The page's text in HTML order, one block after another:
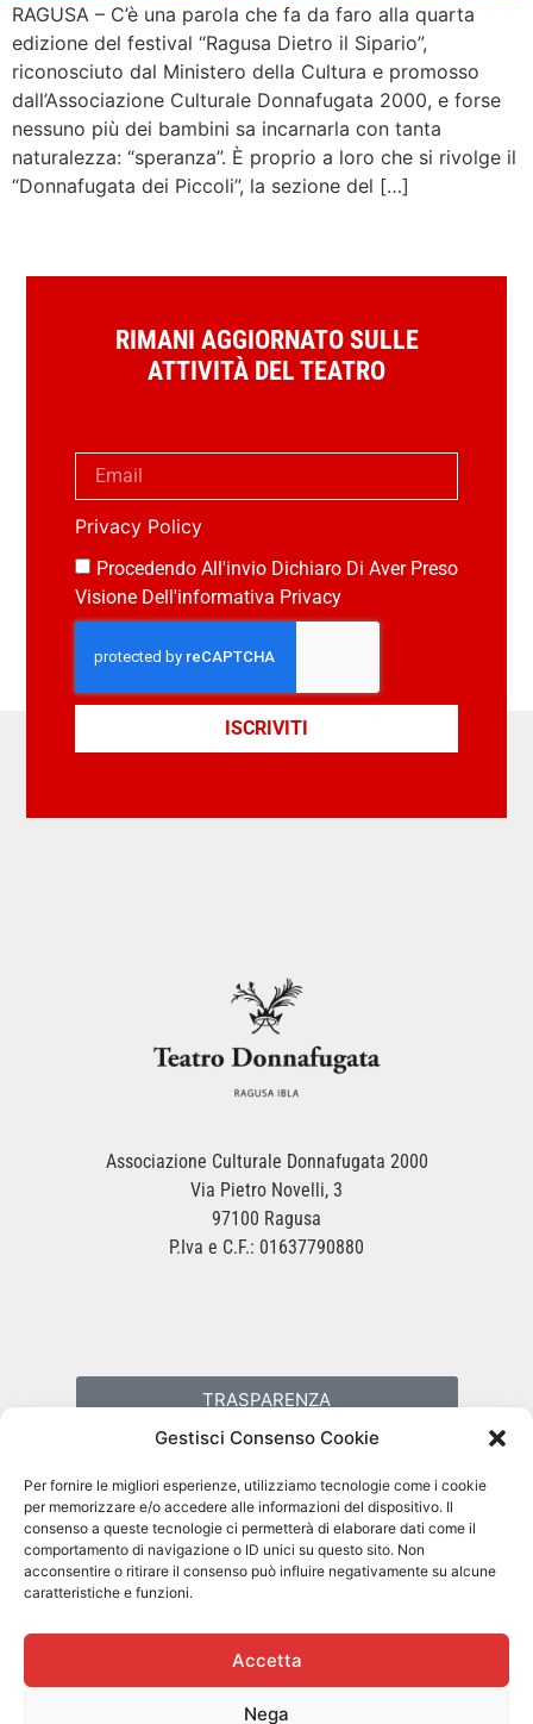
Gestisci Consenso Cookie
Per fornire le migliori esperienze, utilizziamo tecnologie come i cookie
per memorizzare e/o accedere alle informazioni del dispositivo. Il
consenso a queste tecnologie ci permetterà di elaborare dati come il
comportamento di navigazione o ID unici su questo sito. Non
acconsentire o ritirare il consenso può influire negativamente su alcune
caratteristiche e funzioni.
Accetta
Nega
RAGUSA – C’è una parola che fa da faro alla quarta
edizione del festival “Ragusa Dietro il Sipario”,
riconosciuto dal Ministero della Cultura e promosso
dall’Associazione Culturale Donnafugata 2000, e forse
nessuno più dei bambini sa incarnarla con tanta
naturalezza: “speranza”. È proprio a loro che si rivolge il
“Donnafugata dei Piccoli”, la sezione del […]
RIMANI AGGIORNATO SULLE
ATTIVITÀ DEL TEATRO
Privacy Policy
Procedendo All'invio Dichiaro Di Aver Preso
Visione Dell'informativa Privacy
ISCRIVITI
Associazione Culturale Donnafugata 2000
Via Pietro Novelli, 3
97100 Ragusa
P.Iva e C.F.: 01637790880
TRASPARENZA
COOKIES POLICY